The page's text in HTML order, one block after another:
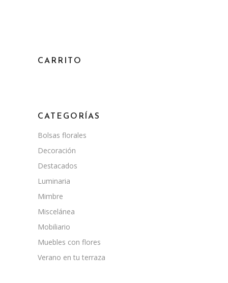
CARRITO
CATEGORÍAS
Bolsas florales
Decoración
Destacados
Luminaria
Mimbre
Miscelánea
Mobiliario
Muebles con flores
Verano en tu terraza